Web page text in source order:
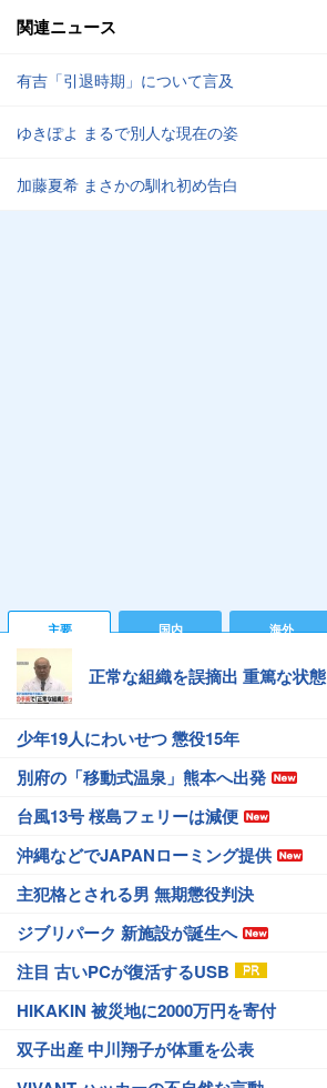
関連ニュース
有吉「引退時期」について言及
ゆきぽよ まるで別人な現在の姿
加藤夏希 まさかの馴れ初め告白
主要 国内 海外
正常な組織を誤摘出 重篤な状態
少年19人にわいせつ 懲役15年
別府の「移動式温泉」熊本へ出発
台風13号 桜島フェリーは減便
沖縄などでJAPANローミング提供
主犯格とされる男 無期懲役判決
ジブリパーク 新施設が誕生へ
注目 古いPCが復活するUSB
HIKAKIN 被災地に2000万円を寄付
双子出産 中川翔子が体重を公表